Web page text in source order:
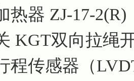
热器 ZJ-17-2(R)
KGT双向拉绳
程传感器（